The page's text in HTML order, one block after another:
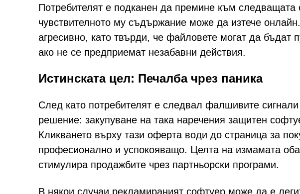
Потребителят е подканен да премине към следващата
чувствителното му съдържание може да изтече
агресивно, като твърди, че файловете могат да бъдат
ако не се предприемат незабавни действия.
Истинската цел: Печалба чрез паника
След като потребителят е следвал фалшивите
решение: закупуване на така наречения защитен
Кликването върху тази оферта води до страница за
професионално и успокояващо. Целта на измамата
стимулира продажбите чрез партньорски програми.
В някои случаи рекламираният софтуер може да е